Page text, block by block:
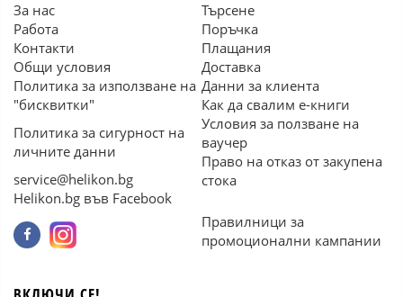
За нас
Работа
Контакти
Общи условия
Политика за използване на
"бисквитки"
Политика за сигурност на
личните данни
service@helikon.bg
Helikon.bg във Facebook
Търсене
Поръчка
Плащания
Доставка
Данни за клиента
Как да свалим е-книги
Условия за ползване на
ваучер
Право на отказ от закупена
стока
Правилници за
промоционални кампании